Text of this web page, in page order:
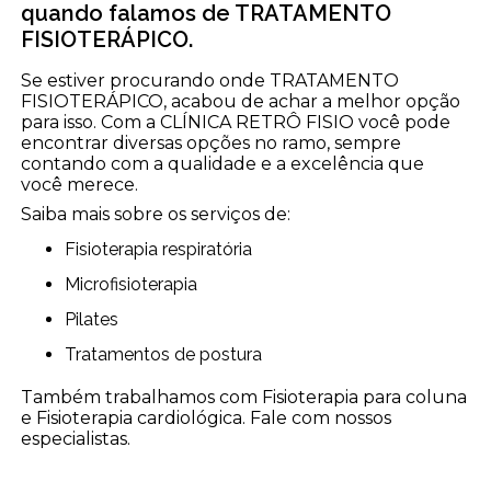
quando falamos de TRATAMENTO
FISIOTERÁPICO.
Se estiver procurando onde TRATAMENTO
FISIOTERÁPICO, acabou de achar a melhor opção
para isso. Com a CLÍNICA RETRÔ FISIO você pode
encontrar diversas opções no ramo, sempre
contando com a qualidade e a excelência que
você merece.
Saiba mais sobre os serviços de:
Fisioterapia respiratória
Microfisioterapia
Pilates
Tratamentos de postura
Também trabalhamos com Fisioterapia para coluna
e Fisioterapia cardiológica. Fale com nossos
especialistas.